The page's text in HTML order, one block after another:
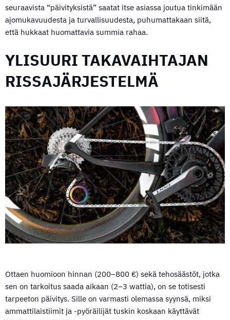
seuraavista “päivityksistä” saatat itse asiassa joutua tinkimään
ajomukavuudesta ja turvallisuudesta, puhumattakaan siitä,
että hukkaat huomattavia summia rahaa.
YLISUURI TAKAVAIHTAJAN
RISSAJÄRJESTELMÄ
Ottaen huomioon hinnan (200–800 €) sekä tehosäästöt, jotka
sen on tarkoitus saada aikaan (2–3 wattia), on se totisesti
tarpeeton päivitys. Sille on varmasti olemassa syynsä, miksi
ammattilaistiimit ja -pyöräilijät tuskin koskaan käyttävät